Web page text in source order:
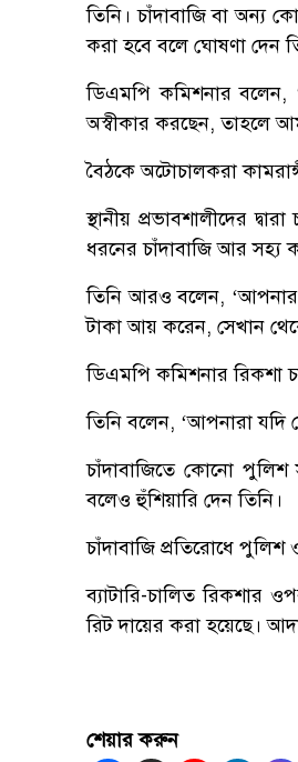
তিনি। চাঁদাবাজি বা অন্য
করা হবে বলে ঘোষণা দেন
ডিএমপি কমিশনার বলেন,
অস্বীকার করছেন, তাহলে
বৈঠকে অটোচালকরা
স্থানীয় প্রভাবশালীদের
ধরনের চাঁদাবাজি আর সহ্য
তিনি আরও বলেন, ‘আপনার
টাকা আয় করেন, সেখান
ডিএমপি কমিশনার রিকশা
তিনি বলেন, ‘আপনারা যদি
চাঁদাবাজিতে কোনো পুলিশ
বলেও হুঁশিয়ারি দেন তিনি।
চাঁদাবাজি প্রতিরোধে পুলিশ
ব্যাটারি-চালিত রিকশার
রিট দায়ের করা হয়েছে।
শেয়ার করুন